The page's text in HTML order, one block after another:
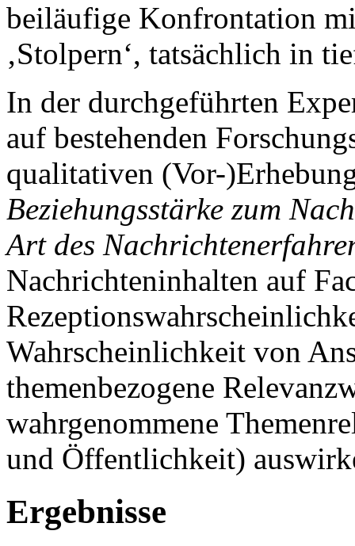
beiläufige Konfrontation
‚Stolpern‘, tatsächlich in
In der durchgeführten
auf bestehenden
qualitativen (Vor-
Beziehungsstärke zum
Art des
Nachrichteninhalten auf
Wahrscheinlichkeit von
themenbezogene
wahrgenommene
und Öffentlichkeit)
Ergebnisse